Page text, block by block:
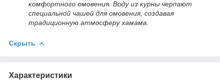
комфортного омовения. Воду из курны черпают
специальной чашей для омовения, создавая
традиционную атмосферу хамама.
Скрыть
Характеристики